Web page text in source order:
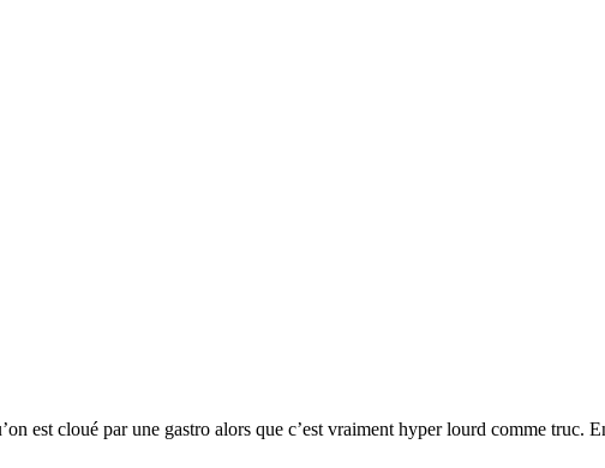
est cloué par une gastro alors que c’est vraiment hyper lourd comme truc.